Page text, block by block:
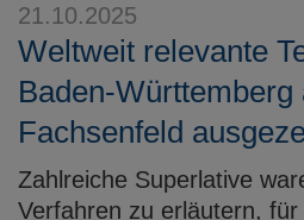
21.10.2025
Weltweit relevante
Baden-Württemberg
Fachsenfeld
Zahlreiche Superlative
Verfahren zu erläutern,